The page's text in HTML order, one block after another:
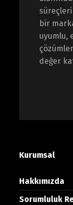
bir
uyumlu,
değer
Kurumsal
Hakkımızda
Sorumluluk